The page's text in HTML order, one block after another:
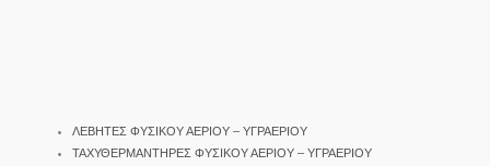
ΛΕΒΗΤΕΣ ΦΥΣΙΚΟΥ ΑΕΡΙΟΥ – ΥΓΡΑΕΡΙΟΥ
ΤΑΧΥΘΕΡΜΑΝΤΗΡΕΣ ΦΥΣΙΚΟΥ ΑΕΡΙΟΥ – ΥΓΡΑΕΡΙΟΥ